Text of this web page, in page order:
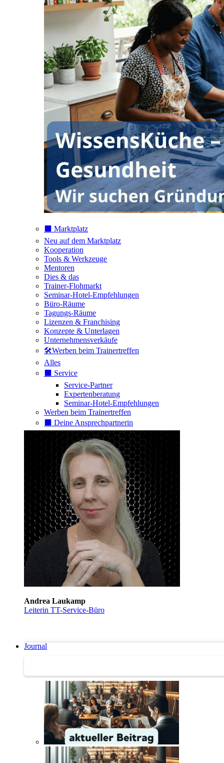
⬛️ Marktplatz
Neu auf dem Marktplatz
Kooperation
Tools & Werkzeuge
Mentoren
Dies & das
Trainer-Flohmarkt
Seminar-Hotel-Empfehlungen
Büro-Räume
Tagungs-Räume
Lizenzen & Franchising
Konzepte & Unterlagen
Unternehmensverkäufe
🛠️Werben beim Trainertreffen
Alles
⬛️ Service
Service-Partner
Expertenberatung
Seminar-Hotel-Empfehlungen
Werben beim Trainertreffen
⬛️ Deine Ansprechpartnerin
Andrea Laukamp
Leiterin TT-Service-Büro
Journal